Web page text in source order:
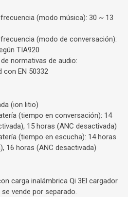
(modo música): 30 ~ 13
(modo de conversación):
TIA920
normativas de audio:
con EN 50332
(ion litio)
(tiempo en conversación): 14
15 horas (ANC desactivada)
(tiempo en escucha): 14 horas
16 horas (ANC desactivada)
carga inalámbrica Qi 3El cargador
vende por separado.